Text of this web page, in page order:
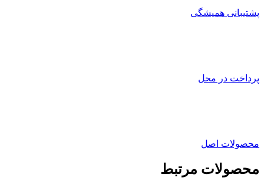
پشتیبانی همیشگی
پرداخت در محل
محصولات اصل
محصولات مرتبط